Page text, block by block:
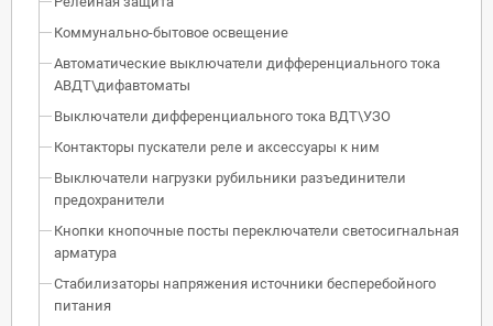
Коммунально-бытовое освещение
Автоматические выключатели дифференциального тока
АВДТ\дифавтоматы
Выключатели дифференциального тока ВДТ\УЗО
Контакторы пускатели реле и аксессуары к ним
Выключатели нагрузки рубильники разъединители
предохранители
Кнопки кнопочные посты переключатели светосигнальная
арматура
Стабилизаторы напряжения источники бесперебойного
питания